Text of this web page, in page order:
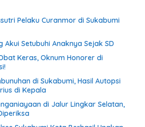
Pelaku Curanmor di Sukabumi
Akui Setubuhi Anaknya Sejak SD
Keras, Oknum Honorer di
di Sukabumi, Hasil Autopsi
di Kepala
di Jalur Lingkar Selatan,